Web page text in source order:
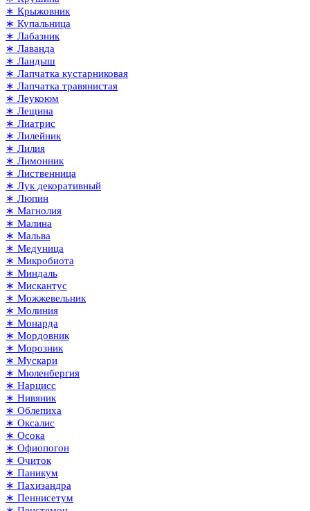
∗ Крыжовник
∗ Купальница
∗ Лабазник
∗ Лаванда
∗ Ландыш
∗ Лапчатка кустарниковая
∗ Лапчатка травянистая
∗ Леукоюм
∗ Лещина
∗ Лиатрис
∗ Лилейник
∗ Лилия
∗ Лимонник
∗ Лиственница
∗ Лук декоративный
∗ Люпин
∗ Магнолия
∗ Малина
∗ Мальва
∗ Медуница
∗ Микробиота
∗ Миндаль
∗ Мискантус
∗ Можжевельник
∗ Молиния
∗ Монарда
∗ Мордовник
∗ Морозник
∗ Мускари
∗ Мюленбергия
∗ Нарцисс
∗ Нивяник
∗ Облепиха
∗ Оксалис
∗ Осока
∗ Офиопогон
∗ Очиток
∗ Паникум
∗ Пахизандра
∗ Пеннисетум